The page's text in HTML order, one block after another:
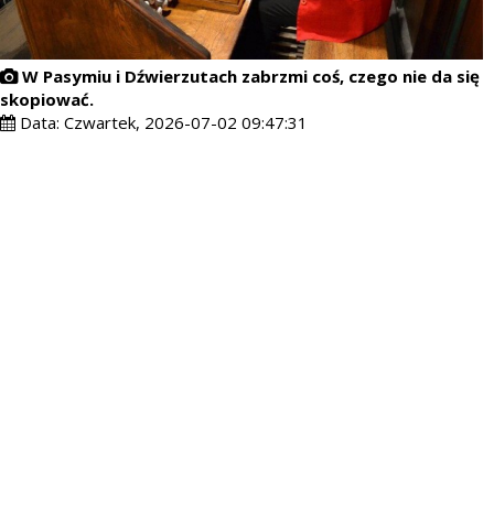
W Pasymiu i Dźwierzutach zabrzmi coś, czego nie da się
skopiować.
Data: Czwartek, 2026-07-02 09:47:31